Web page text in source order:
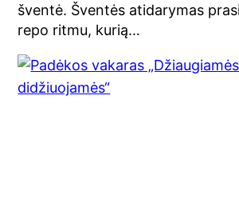
šventė. Šventės atidarymas
repo ritmu, kurią…